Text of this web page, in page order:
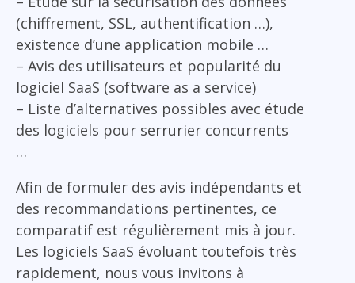
(chiffrement, SSL, authentification …),
existence d’une application mobile …
– Avis des utilisateurs et popularité du
logiciel SaaS (software as a service)
– Liste d’alternatives possibles avec étude
des logiciels pour serrurier concurrents
…
Afin de formuler des avis indépendants et
des recommandations pertinentes, ce
comparatif est régulièrement mis à jour.
Les logiciels SaaS évoluant toutefois très
rapidement, nous vous invitons à